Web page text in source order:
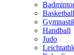
Basketball
Handball
Judo